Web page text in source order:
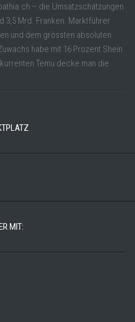
– die Umsatzschätzungen
3,5 Mrd. Franken. Marktführer
und dem grössten absoluten
habe mit 16 Prozent Shein
Temu decke man die
MIT: